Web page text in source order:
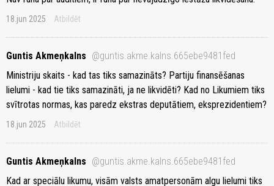
18.jun 2025 Atbildēt
Guntis Akmeņkalns @guntis.akme.kalns.665ebe9481fed
Ministriju skaits - kad tas tiks samazināts? Partiju finansēšanas
lielumi - kad tie tiks samazināti, ja ne likvidēti? Kad no Likumiem tiks
svītrotas normas, kas paredz ekstras deputātiem, eksprezidentiem?
18.jun 2025 Atbildēt
Guntis Akmeņkalns @guntis.akme.kalns.665ebe9481fed
Kad ar speciālu likumu, visām valsts amatpersonām algu lielumi tiks